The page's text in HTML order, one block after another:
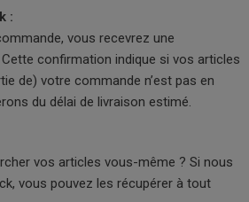
:
vous recevrez une
confirmation indique si vos articles
de) votre commande n’est pas en
du délai de livraison estimé.
vos articles vous-même ? Si nous
vous pouvez les récupérer à tout